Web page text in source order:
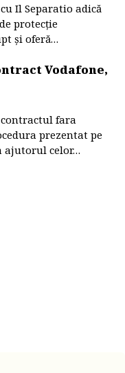
Il Separatio adică
protecție
și oferă…
Vodafone,
fara
prezentat pe
ajutorul celor…